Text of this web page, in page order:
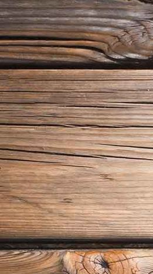
P1020265